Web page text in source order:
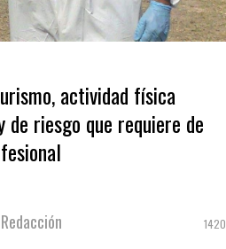
actividad física
riesgo que requiere de
Author
Redacción 1420